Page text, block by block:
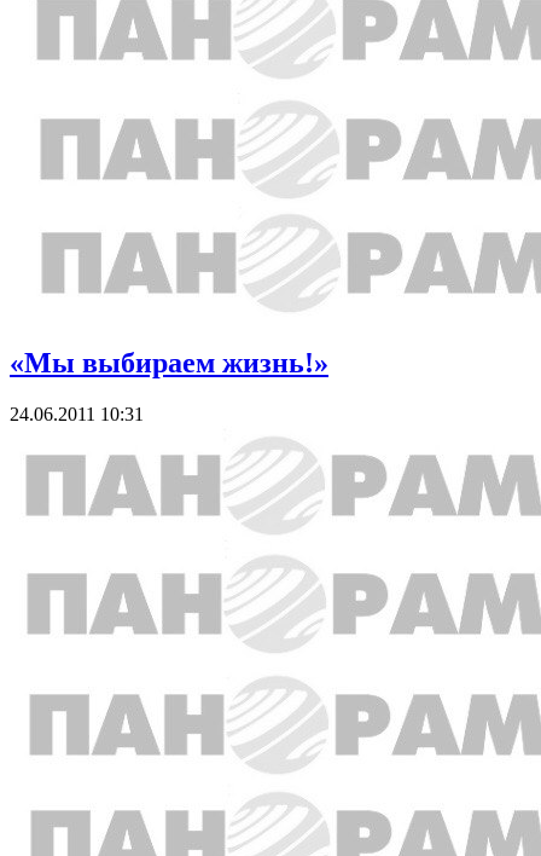
«Мы выбираем жизнь!»
24.06.2011 10:31